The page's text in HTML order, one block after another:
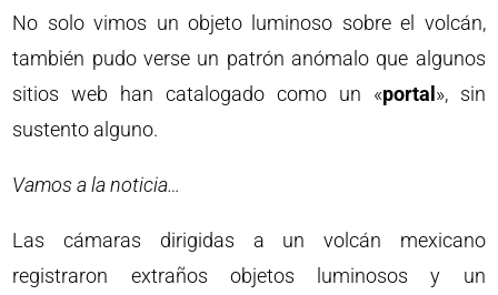
No solo vimos un objeto luminoso sobre el volcán,
también pudo verse un patrón anómalo que algunos
sitios web han catalogado como un «portal », sin
sustento alguno.
Vamos a la noticia…
Las cámaras dirigidas a un volcán mexicano
registraron extraños objetos luminosos y un